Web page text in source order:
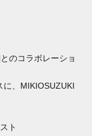
のコラボレーショ
、 MIKIOSUZUKI
ト